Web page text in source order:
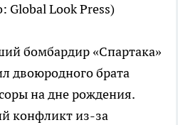
Global Look Press)
бомбардир «Спартака»
двоюродного брата
на дне рождения.
конфликт из-за